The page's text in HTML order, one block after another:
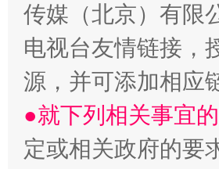
揭开“小金库”的免责幌子
传媒（北京）有限
电视台友情链接，
源，并可添加相应
●就下列相关事宜
定或相关政府的要